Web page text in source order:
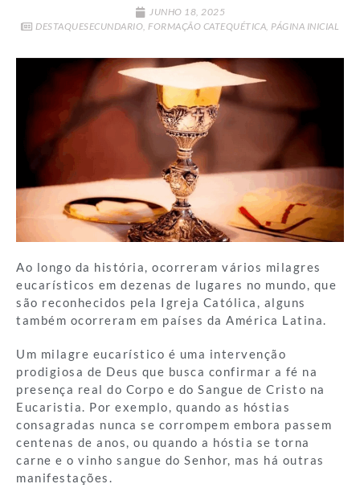
JUNHO 18, 2025
DESTAQUESECUNDARIO, FORMAÇÃO CATEQUÉTICA, PÁGINA INICIAL
Ao longo da história, ocorreram vários milagres
eucarísticos em dezenas de lugares no mundo, que
são reconhecidos pela Igreja Católica, alguns
também ocorreram em países da América Latina.
Um milagre eucarístico é uma intervenção
prodigiosa de Deus que busca confirmar a fé na
presença real do Corpo e do Sangue de Cristo na
Eucaristia. Por exemplo, quando as hóstias
consagradas nunca se corrompem embora passem
centenas de anos, ou quando a hóstia se torna
carne e o vinho sangue do Senhor, mas há outras
manifestações.